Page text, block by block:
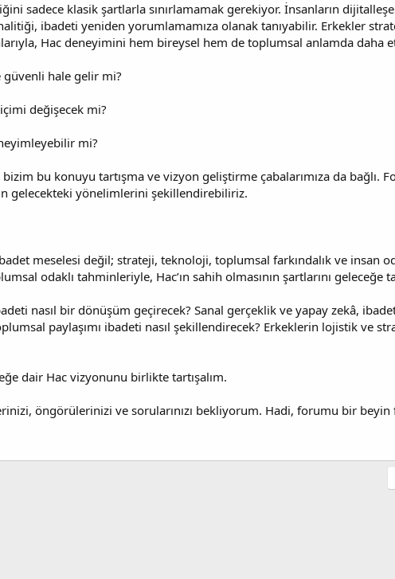
sadece klasik şartlarla sınırlamamak gerekiyor. İnsanların
ibadeti yeniden yorumlamamıza olanak tanıyabilir. Erkekler
Hac deneyimini hem bireysel hem de toplumsal anlamda daha
hale gelir mi?
değişecek mi?
mi?
bu konuyu tartışma ve vizyon geliştirme çabalarımıza da bağlı.
gelecekteki yönelimlerini şekillendirebiliriz.
meselesi değil; strateji, teknoloji, toplumsal farkındalık ve insan
odaklı tahminleriyle, Hac’ın sahih olmasının şartlarını geleceğe
nasıl bir dönüşüm geçirecek? Sanal gerçeklik ve yapay zekâ,
paylaşımı ibadeti nasıl şekillendirecek? Erkeklerin lojistik ve
dair Hac vizyonunu birlikte tartışalım.
öngörülerinizi ve sorularınızı bekliyorum. Hadi, forumu bir beyin